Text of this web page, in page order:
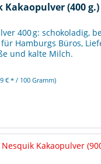
Kakaopulver (400 g.)
400 g: schokoladig,
Hamburgs Büros,
und kalte Milch.
€ * / 100 Gramm)